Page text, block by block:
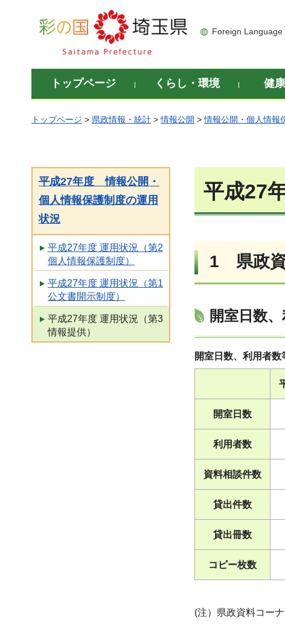
彩の国 埼玉県
Foreign Language
トップページ くらし・環境 健
トップページ > 県政情報・統計 >情報公開 >情報公開・個人情報
平成27年度 情報公開・
個人情報保護制度の運用
状況
平成27年度 運用状況（第2
個人情報保護制度）
平成27年度 運用状況（第1
公文書開示制度）
平成27年度 運用状況（第3
情報提供）
平成27
1 県政資
開室日数
開室日数、利用者数
開室日数
利用者数
資料相談件数
貸出件数
貸出冊数
コピー枚数
(注）県政資料コー